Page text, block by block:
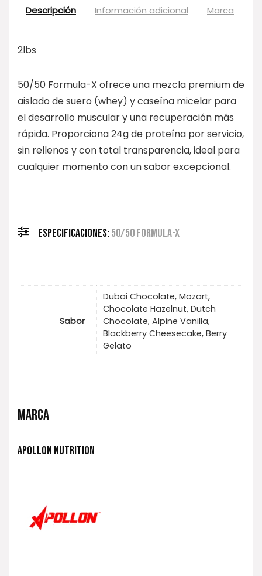
Descripción Información adicional Marca
2lbs
50/50 Formula-X ofrece una mezcla premium de
aislado de suero (whey) y caseína micelar para
el desarrollo muscular y una recuperación más
rápida. Proporciona 24g de proteína por servicio,
sin rellenos y con total transparencia, ideal para
cualquier momento con un sabor excepcional.
ESPECIFICACIONES:50/50 FORMULA-X
Sabor
Dubai Chocolate, Mozart,
Chocolate Hazelnut, Dutch
Chocolate, Alpine Vanilla,
Blackberry Cheesecake, Berry
Gelato
MARCA
APOLLON NUTRITION